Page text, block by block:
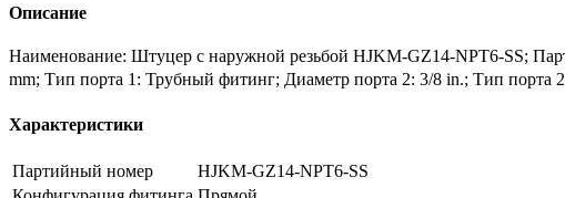
Описание
Наименование: Штуцер с наружной резьбой HJKM-GZ14-NPT6-SS;
mm; Тип порта 1: Трубный фитинг; Диаметр порта 2: 3/8 in.; Тип
Характеристики
Партийный номер
HJKM-GZ14-NPT6-SS